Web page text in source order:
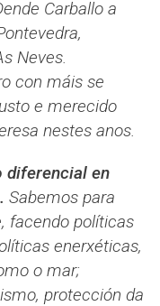
Carballo a
Neves.
con máis se
e merecido
nestes anos.
diferencial en
Sabemos para
facendo políticas
enerxéticas,
o mar;
protección da